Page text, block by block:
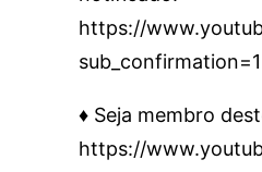
https://
sub_confirmation=1
♦️ Seja membro
https://